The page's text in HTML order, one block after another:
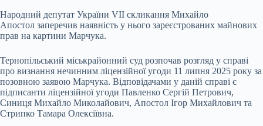
Народний депутат України VII скликання Михайло
Апостол заперечив наявність у нього зареєстрованих майнових
прав на картини Марчука.
Тернопільський міськрайонний суд розпочав розгляд у справі
про визнання нечинним ліцензійної угоди 11 липня 2025 року за
позовною заявою Марчука. Відповідачами у даній справі є
підписанти ліцензійної угоди Павленко Сергій Петрович,
Синиця Михайло Миколайович, Апостол Ігор Михайлович та
Стрипко Тамара Олексіївна.